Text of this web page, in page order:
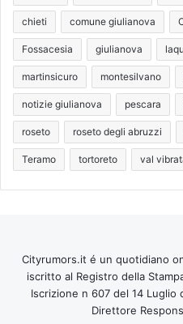
chieti comune giulianova
Fossacesia giulianova
martinsicuro montesilvano
notizie giulianova pescara
roseto roseto degli abruzzi
Teramo tortoreto val
Cityrumors.it é un quotidiano
iscritto al Registro della
Iscrizione n 607 del 14 Luglio
Direttore